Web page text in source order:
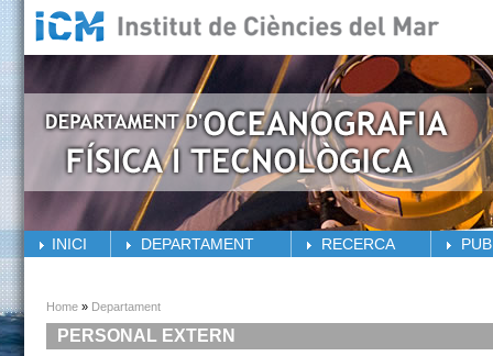
Skip to main content
INICI DEPARTAMENT RECERCA
You are here
Home » Departament
PERSONAL EXTERN